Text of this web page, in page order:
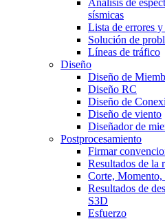
Análisis de
sísmicas
Lista de errores
Solución de
Líneas de tráfico
Diseño
Diseño de
Diseño RC
Diseño de
Diseño de viento
Diseñador de
Postprocesamiento
Firmar
Resultados de la
Corte,
Resultados de
S3D
Esfuerzo